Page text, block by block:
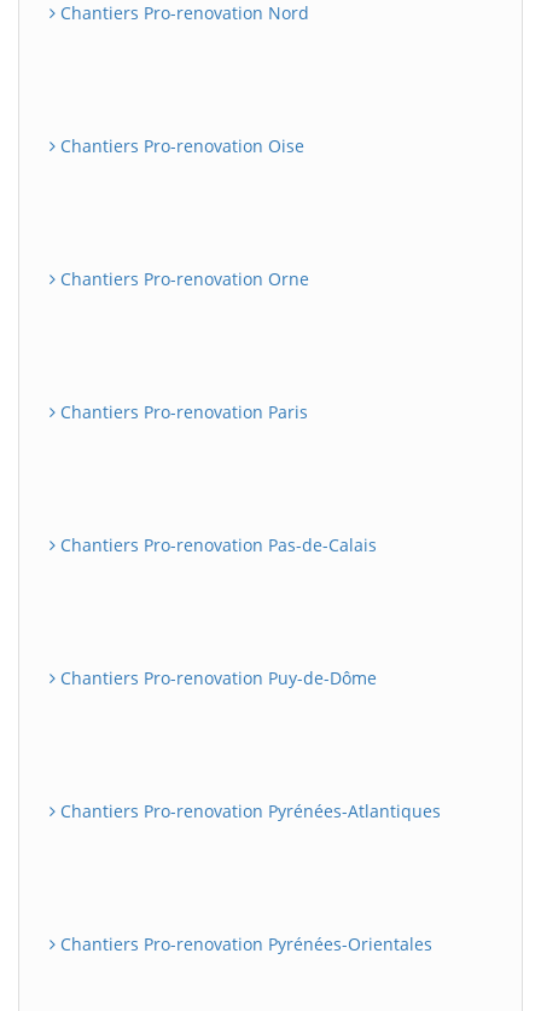
Chantiers Pro-renovation Nord
Chantiers Pro-renovation Oise
Chantiers Pro-renovation Orne
Chantiers Pro-renovation Paris
Chantiers Pro-renovation Pas-de-Calais
Chantiers Pro-renovation Puy-de-Dôme
Chantiers Pro-renovation Pyrénées-Atlantiques
Chantiers Pro-renovation Pyrénées-Orientales